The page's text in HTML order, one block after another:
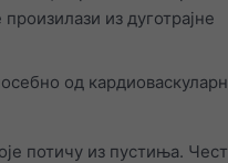
из дуготрајне
од
потичу из пустиња.